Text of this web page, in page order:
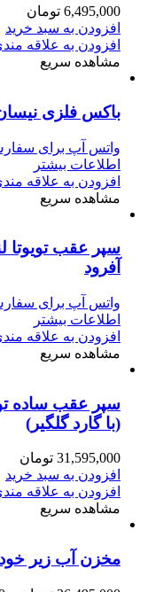
6,495,000 تومان
افزودن به سبد خرید
افزودن به علاقه
مشاهده سریع
باکس فلزی
واتس آپ برای
اطلاعات بیشتر
افزودن به علاقه
مشاهده سریع
آفرود
واتس آپ برای
اطلاعات بیشتر
افزودن به علاقه
مشاهده سریع
سپر عقب ساده
(با گارد گلگیر)
31,595,000 تومان
افزودن به سبد خرید
افزودن به علاقه
مشاهده سریع
مخزن آب زیر